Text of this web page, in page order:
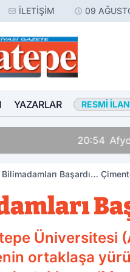
İLETIŞIM 09
YAZARLAR RESMI
Afyon’da Kahreden
Bilimadamları Başardı…
Üniversitesi
ortaklaşa